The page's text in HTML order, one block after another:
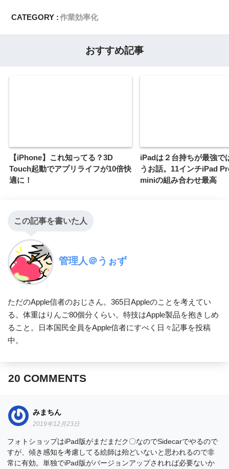
CATEGORY :作業効率化
おすすめ記事
【iPhone】これ知ってる？3D
Touch起動でアプリライフが10倍快
適に！
iPadは２台持ちが最強で
うお話。11インチiPad
miniの組み合わせ最高
この記事を書いた人
管理人＠うぉず
ただのApple信者のおじさん。365日Appleのことを考えてい
る。体重はりんご80個分くらい。特技はApple製品を抱きしめ
ること。日本国民全員をApple信者にすべく日々記事を投稿
中。
20 COMMENTS
みまちん
2019年12月23日
フォトショップはiPad版がまだまだク〇なのでSidecarでやるので
すが、傾き感知を考慮してる絵師は殆どいないと思われるので非
常に有効。単独でiPad版がバージョンアップされれば必要ないか